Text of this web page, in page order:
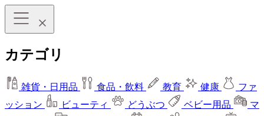
カテゴリ
雑貨・日用品 食品・飲料 教育 健康
ファ
ッション
ビューティ どうぶつ ベビー用品
マ